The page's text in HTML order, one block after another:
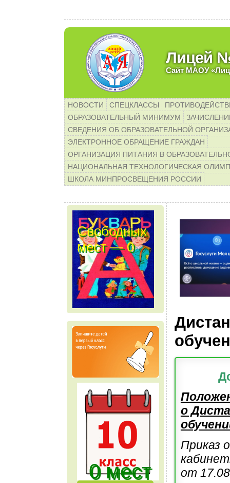
Лицей
Сайт МАОУ
НОВОСТИ СПЕЦКЛАССЫ
ОБРАЗОВАТЕЛЬНЫЙ МИНИМУМ
СВЕДЕНИЯ ОБ ОБРАЗОВАТЕЛЬНОЙ
ЭЛЕКТРОННОЕ ОБРАЩЕНИЕ ГРАЖДАН
ОРГАНИЗАЦИЯ ПИТАНИЯ В
НАЦИОНАЛЬНАЯ ТЕХНОЛОГИЧЕСКАЯ
ШКОЛА МИНПРОСВЕЩЕНИЯ РОССИИ
Свободных
мест — 0
0 мест
о
Приказ
от